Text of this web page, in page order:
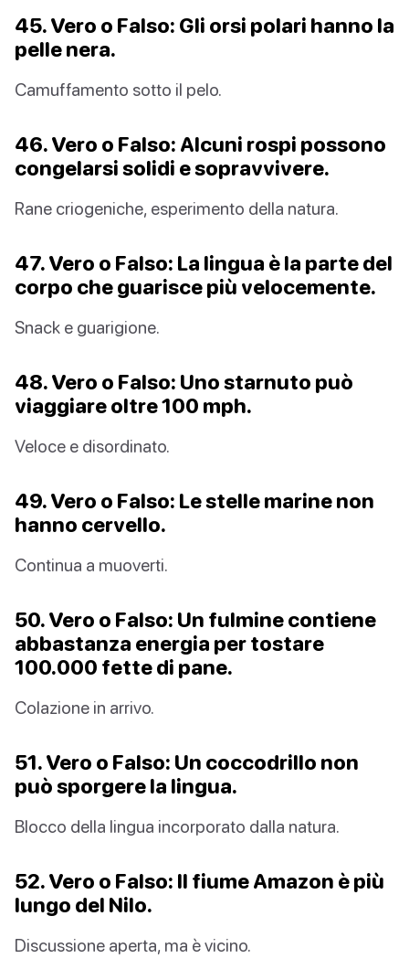
45. Vero o Falso: Gli orsi polari hanno la
pelle nera.
Camuffamento sotto il pelo.
46. Vero o Falso: Alcuni rospi possono
congelarsi solidi e sopravvivere.
Rane criogeniche, esperimento della natura.
47. Vero o Falso: La lingua è la parte del
corpo che guarisce più velocemente.
Snack e guarigione.
48. Vero o Falso: Uno starnuto può
viaggiare oltre 100 mph.
Veloce e disordinato.
49. Vero o Falso: Le stelle marine non
hanno cervello.
Continua a muoverti.
50. Vero o Falso: Un fulmine contiene
abbastanza energia per tostare
100.000 fette di pane.
Colazione in arrivo.
51. Vero o Falso: Un coccodrillo non
può sporgere la lingua.
Blocco della lingua incorporato dalla natura.
52. Vero o Falso: Il fiume Amazon è più
lungo del Nilo.
Discussione aperta, ma è vicino.